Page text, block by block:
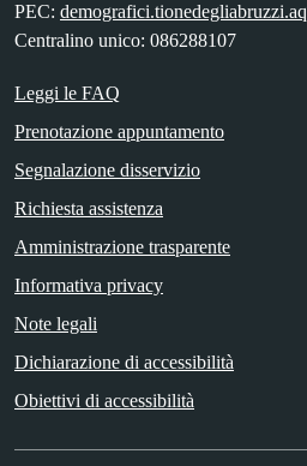
PEC:
Centralino unico: 086288107
Leggi le FAQ
Prenotazione appuntamento
Segnalazione disservizio
Richiesta assistenza
Amministrazione trasparente
Informativa privacy
Note legali
Dichiarazione di accessibilità
Obiettivi di accessibilità